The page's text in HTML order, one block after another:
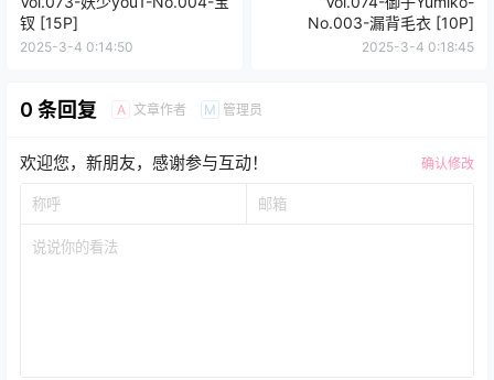
钗 [15P]
2025-3-4 0:14:50
No.003-漏背毛衣 [10P]
2025-3-4 0:18:45
0 条回复 A 文章作者 M 管理员
欢迎您，新朋友，感谢参与互动！ 确认修改